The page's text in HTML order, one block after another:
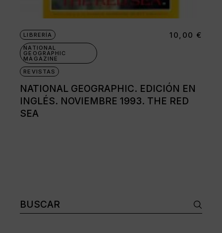
LIBRERÍA
NATIONAL
GEOGRAPHIC
MAGAZINE
REVISTAS
NATIONAL GEOGRAPHIC. EDICIÓN EN
INGLÉS. NOVIEMBRE 1993. THE RED
SEA
10,00 €
Buscar: